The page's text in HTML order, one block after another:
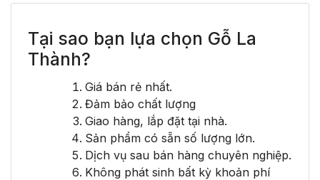
Tại sao bạn lựa chọn Gỗ La
Thành?
Giá bán rẻ nhất.
Đảm bảo chất lượng
Giao hàng, lắp đặt tại nhà.
Sản phẩm có sẵn số lượng lớn.
Dịch vụ sau bán hàng chuyên nghiệp.
Không phát sinh bất kỳ khoản phí